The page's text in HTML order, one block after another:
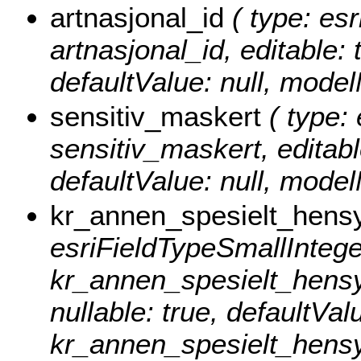
artnasjonal_id ( type:
artnasjonal_id, editable:
defaultValue: null,
sensitiv_maskert ( type:
sensitiv_maskert,
defaultValue: null,
nullable: true,